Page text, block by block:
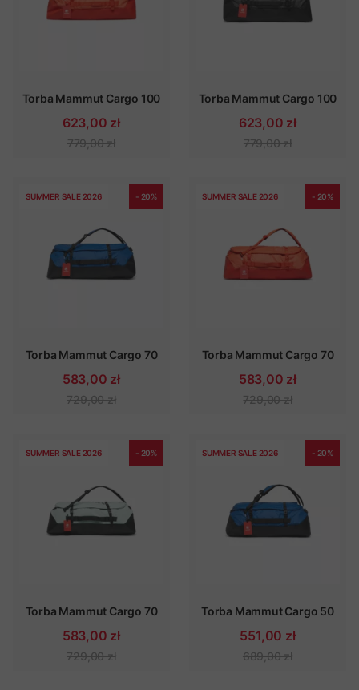
Torba Mammut Cargo 100
623,00 zł
779,00 zł
Torba Mammut Cargo 100
623,00 zł
779,00 zł
SUMMER SALE 2026 - 20%
Torba Mammut Cargo 70
583,00 zł
729,00 zł
SUMMER SALE 2026 - 20%
Torba Mammut Cargo 70
583,00 zł
729,00 zł
SUMMER SALE 2026 - 20%
Torba Mammut Cargo 70
583,00 zł
729,00 zł
SUMMER SALE 2026 - 20%
Torba Mammut Cargo 50
551,00 zł
689,00 zł